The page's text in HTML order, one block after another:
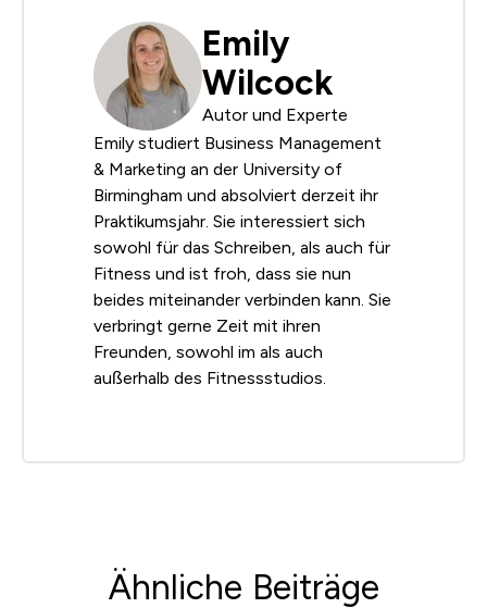
Emily
Wilcock
Autor und Experte
Emily studiert Business Management
& Marketing an der University of
Birmingham und absolviert derzeit ihr
Praktikumsjahr. Sie interessiert sich
sowohl für das Schreiben, als auch für
Fitness und ist froh, dass sie nun
beides miteinander verbinden kann. Sie
verbringt gerne Zeit mit ihren
Freunden, sowohl im als auch
außerhalb des Fitnessstudios.
Ähnliche Beiträge